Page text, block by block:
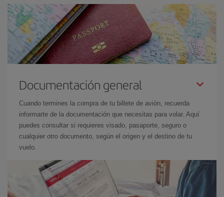
Documentación general
Cuando termines la compra de tu billete de avión, recuerda
informarte de la documentación que necesitas para volar. Aquí
puedes consultar si requieres visado, pasaporte, seguro o
cualquier otro documento, según el origen y el destino de tu
vuelo.